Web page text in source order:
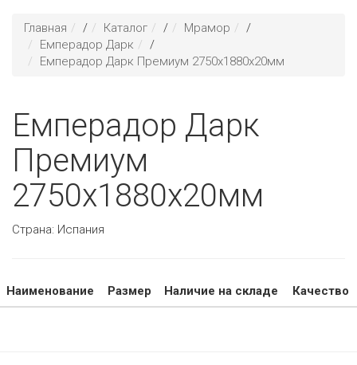
Главная / Каталог / Мрамор
/
Емперадор Дарк
/
Емперадор Дарк Премиум 2750х1880х20мм
Емперадор Дарк
Премиум
2750х1880х20мм
Страна: Испания
Наименование Размер Наличие на складе Качество